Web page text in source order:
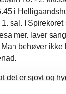
i
sal. I Spirekoret
laver
behøver
det er sjovt og
musikalsk